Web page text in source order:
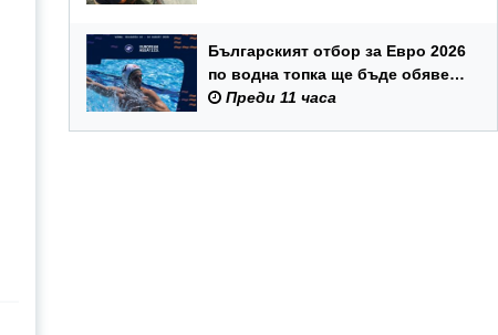
Българският отбор за Евро 2026
по водна топка ще бъде обявен
на 7 август
Преди 11 часа